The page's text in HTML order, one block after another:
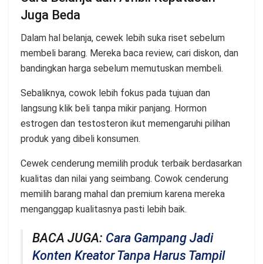
Juga Beda
Dalam hal belanja, cewek lebih suka riset sebelum
membeli barang. Mereka baca review, cari diskon, dan
bandingkan harga sebelum memutuskan membeli.
Sebaliknya, cowok lebih fokus pada tujuan dan
langsung klik beli tanpa mikir panjang. Hormon
estrogen dan testosteron ikut memengaruhi pilihan
produk yang dibeli konsumen.
Cewek cenderung memilih produk terbaik berdasarkan
kualitas dan nilai yang seimbang. Cowok cenderung
memilih barang mahal dan premium karena mereka
menganggap kualitasnya pasti lebih baik.
BACA JUGA: Cara Gampang Jadi
Konten Kreator Tanpa Harus Tampil